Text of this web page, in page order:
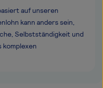
auf unseren
kann anders sein,
Selbstständigkeit und
komplexen